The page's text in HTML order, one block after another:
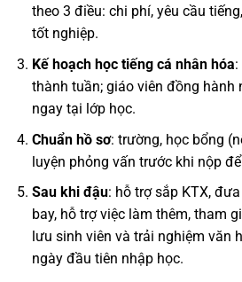
theo 3 điều: chi phí, yêu cầu
tốt nghiệp.
Kế hoạch học tiếng cá nhân hóa
thành tuần; giáo viên đồng hành
ngay tại lớp học.
Chuẩn hồ sơ: trường, học bổng
luyện phỏng vấn trước khi nộp
Sau khi đậu: hỗ trợ sắp KTX,
bay, hỗ trợ việc làm thêm, tham
lưu sinh viên và trải nghiệm văn
ngày đầu tiên nhập học.